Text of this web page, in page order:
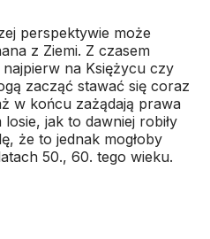
perspektywie może
z Ziemi. Z czasem
na Księżycu czy
zacząć stawać się coraz
w końcu zażądają prawa
jak to dawniej robiły
że to jednak mogłoby
50., 60. tego wieku.